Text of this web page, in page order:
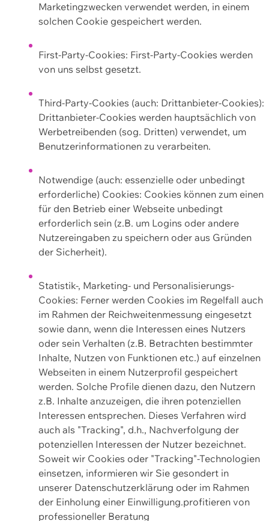
Marketingzwecken verwendet werden, in einem
solchen Cookie gespeichert werden.
First-Party-Cookies: First-Party-Cookies werden
von uns selbst gesetzt.
Third-Party-Cookies (auch: Drittanbieter-Cookies):
Drittanbieter-Cookies werden hauptsächlich von
Werbetreibenden (sog. Dritten) verwendet, um
Benutzerinformationen zu verarbeiten.
Notwendige (auch: essenzielle oder unbedingt
erforderliche) Cookies: Cookies können zum einen
für den Betrieb einer Webseite unbedingt
erforderlich sein (z.B. um Logins oder andere
Nutzereingaben zu speichern oder aus Gründen
der Sicherheit).
Statistik-, Marketing- und Personalisierungs-
Cookies: Ferner werden Cookies im Regelfall auch
im Rahmen der Reichweitenmessung eingesetzt
sowie dann, wenn die Interessen eines Nutzers
oder sein Verhalten (z.B. Betrachten bestimmter
Inhalte, Nutzen von Funktionen etc.) auf einzelnen
Webseiten in einem Nutzerprofil gespeichert
werden. Solche Profile dienen dazu, den Nutzern
z.B. Inhalte anzuzeigen, die ihren potenziellen
Interessen entsprechen. Dieses Verfahren wird
auch als "Tracking", d.h., Nachverfolgung der
potenziellen Interessen der Nutzer bezeichnet.
Soweit wir Cookies oder "Tracking"-Technologien
einsetzen, informieren wir Sie gesondert in
unserer Datenschutzerklärung oder im Rahmen
der Einholung einer Einwilligung.profitieren von
professioneller Beratung